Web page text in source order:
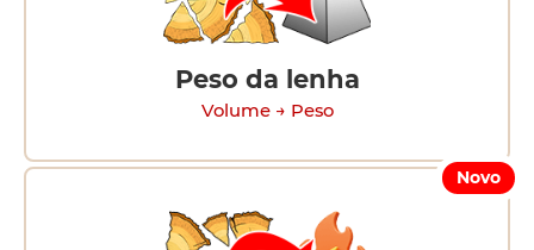
Peso da lenha
Volume → Peso
Novo